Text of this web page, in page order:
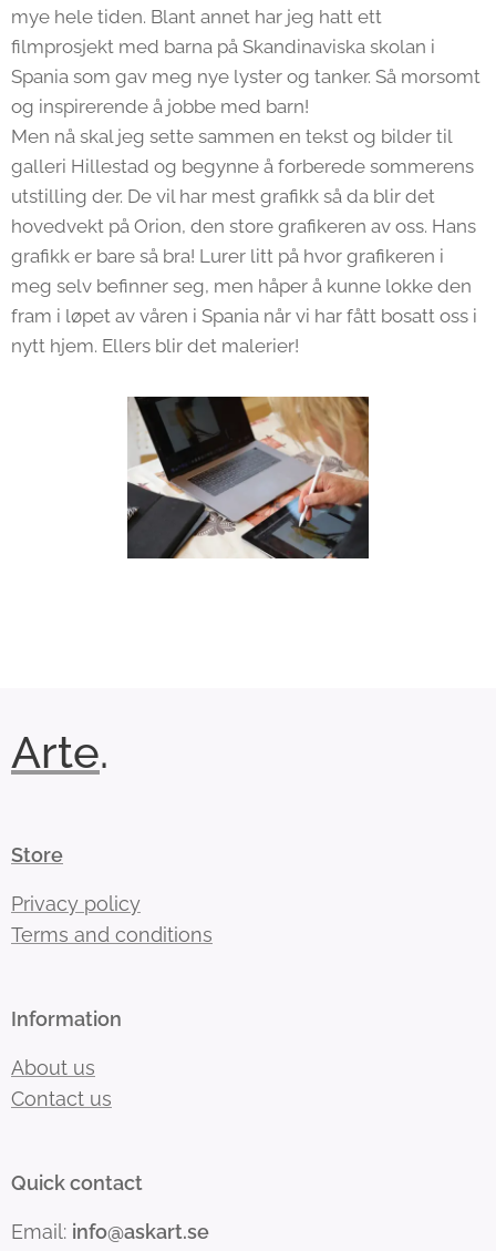
mye hele tiden. Blant annet har jeg hatt ett
filmprosjekt med barna på Skandinaviska skolan i
Spania som gav meg nye lyster og tanker. Så morsomt
og inspirerende å jobbe med barn!
Men nå skal jeg sette sammen en tekst og bilder til
galleri Hillestad og begynne å forberede sommerens
utstilling der. De vil har mest grafikk så da blir det
hovedvekt på Orion, den store grafikeren av oss. Hans
grafikk er bare så bra! Lurer litt på hvor grafikeren i
meg selv befinner seg, men håper å kunne lokke den
fram i løpet av våren i Spania når vi har fått bosatt oss i
nytt hjem. Ellers blir det malerier!
Arte.
Store
Privacy policy
Terms and conditions
Information
About us
Contact us
Quick contact
Email: info@askart.se